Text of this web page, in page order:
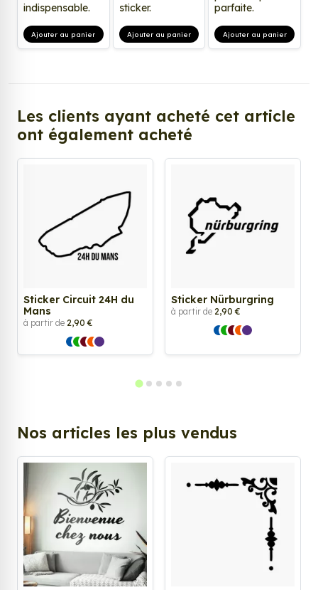
indispensable.
Ajouter au panier
sticker.
Ajouter au panier
parfaite.
Ajouter au panier
Les clients ayant acheté cet article
ont également acheté
Sticker Circuit 24H du
Mans
à partir de 2,90 €
Sticker Nürburgring
à partir de 2,90 €
Nos articles les plus vendus